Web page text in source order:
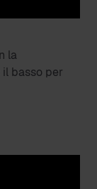
la
basso per